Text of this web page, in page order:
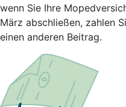
wenn Sie Ihre
März abschließen, zahlen
einen anderen Beitrag.